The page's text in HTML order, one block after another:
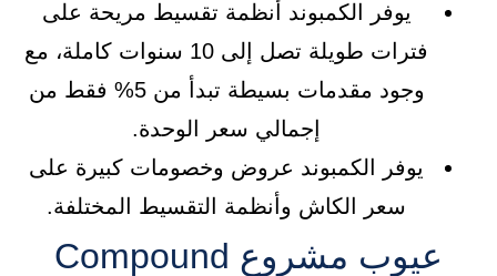
يوفر الكمبوند أنظمة تقسيط مريحة على
فترات طويلة تصل إلى 10 سنوات كاملة، مع
وجود مقدمات بسيطة تبدأ من 5% فقط من
إجمالي سعر الوحدة.
يوفر الكمبوند عروض وخصومات كبيرة على
سعر الكاش وأنظمة التقسيط المختلفة.
عيوب مشروع Compound